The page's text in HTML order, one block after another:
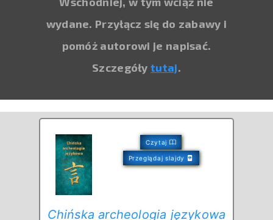
wydane. Przyłącz się do zabawy i
pomóż autorowi je napisać.
Szczegółytutaj.
Czytaj
Przeglądaj slajdy
Chińska archeologia językowa